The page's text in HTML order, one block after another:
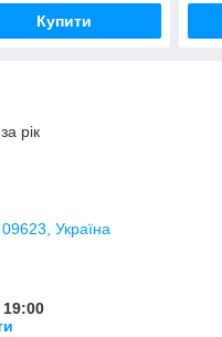
Купити
рік
Україна